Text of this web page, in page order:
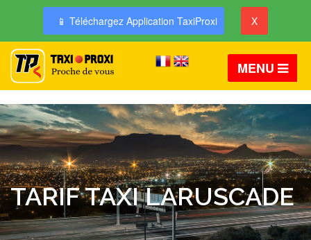
📱 Téléchargez Application TaxiProxi X
MENU
TARIF TAXI LARUSCADE